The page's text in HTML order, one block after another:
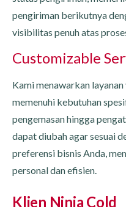
pengiriman berikutnya
visibilitas penuh atas
Customizable
Kami menawarkan
memenuhi kebutuhan
pengemasan hingga
dapat diubah agar sesuai
preferensi bisnis Anda,
personal dan efisien.
Klien Ninja Cold